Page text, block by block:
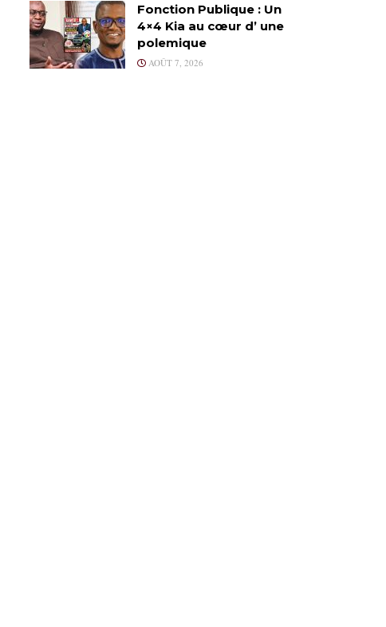
Fonction Publique : Un
4×4 Kia au cœur d’ une
polemique
AOÛT 7, 2026